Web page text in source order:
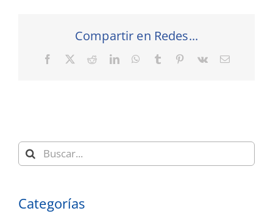
Compartir en Redes...
Facebook RedditLinkedInWhatsApp
Tumblr Pinterest
Vk
Correo
Buscar:
Categorías